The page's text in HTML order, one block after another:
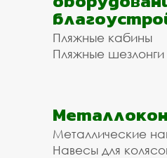
Пляжные кабины
Пляжные шезлонги
Металлические
Навесы для